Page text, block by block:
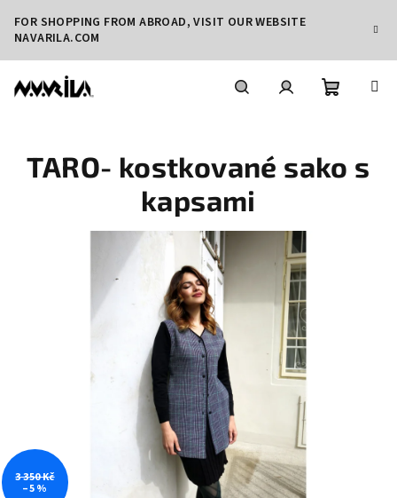
obsah
FOR SHOPPING FROM ABROAD, VISIT OUR WEBSITE
NAVARILA.COM
košík
TARO- kostkované sako s
kapsami
3 350 Kč
–5 %